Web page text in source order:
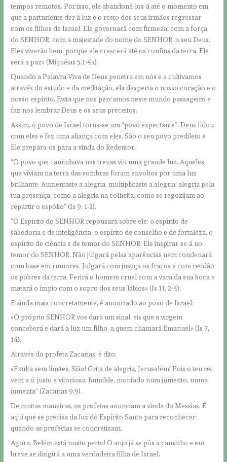
tempos remotos. Por isso, ele abandoná-los-á até o momento em
que a parturiente der à luz e o resto dos seus irmãos regressar
com os filhos de Israel. Ele governará com firmeza, com a força
do SENHOR, com a majestade do nome do SENHOR, o seu Deus.
Eles viverão bem, porque ele crescerá até os confins da terra. Ele
será a paz» (Miquéias 5,1-4a).
Quando a Palavra Viva de Deus penetra em nós e a cultivamos
através do estudo e da meditação, ela desperta o nosso coração e o
nosso espírito. Evita que nos percamos neste mundo passageiro e
faz-nos lembrar Deus e os seus preceitos.
Assim, o povo de Israel torna-se um “povo expectante”. Deus falou
com eles e fez uma aliança com eles. São o seu povo predileto e
Ele prepara-os para a vinda do Redentor.
“O povo que caminhava nas trevas viu uma grande luz. Aqueles
que viviam na terra das sombras foram envoltos por uma luz
brilhante. Aumentaste a alegria, multiplicaste a alegria: alegria pela
tua presença, como a alegria na colheita, como se regozijam ao
repartir o espólio” (Is 9, 1-2).
“O Espírito do SENHOR repousará sobre ele: o espírito de
sabedoria e de inteligência, o espírito de conselho e de fortaleza, o
espírito de ciência e de temor do SENHOR. Ele inspirar-se-á no
temor do SENHOR. Não julgará pelas aparências nem condenará
com base em rumores. Julgará com justiça os fracos e com retidão
os pobres da terra. Ferirá o homem cruel com a vara da sua boca e
matará o ímpio com o sopro dos seus lábios» (Is 11, 2-4).
E ainda mais concretamente, é anunciado ao povo de Israel:
«O próprio SENHOR vos dará um sinal: eis que a virgem
conceberá e dará à luz um filho, a quem chamará Emanuel» (Is 7,
14).
Através do profeta Zacarias, é dito:
«Exulta sem limites, Sião! Grita de alegria, Jerusalém! Pois o teu rei
vem a ti: justo e vitorioso, humilde, montado num jumento, numa
jumenta” (Zacarias 9:9).
De muitas maneiras, os profetas anunciam a vinda do Messias. É
aqui que se precisa da luz do Espírito Santo para reconhecer
quando as profecias se concretizam.
Agora, Belém está muito perto! O anjo já se pôs a caminho e em
breve se dirigirá a uma verdadeira filha de Israel.